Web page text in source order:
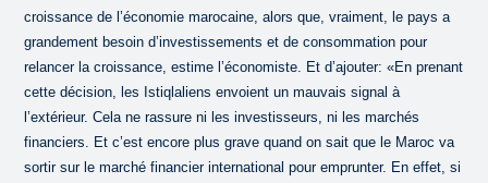
croissance de l’économie marocaine, alors que, vraiment, le pays a
grandement besoin d’investissements et de consommation pour
relancer la croissance, estime l’économiste. Et d’ajouter: «En prenant
cette décision, les Istiqlaliens envoient un mauvais signal à
l’extérieur. Cela ne rassure ni les investisseurs, ni les marchés
financiers. Et c’est encore plus grave quand on sait que le Maroc va
sortir sur le marché financier international pour emprunter. En effet, si